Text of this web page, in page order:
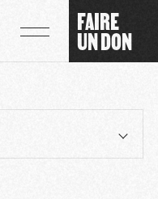
FAIRE
UN DON